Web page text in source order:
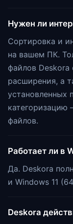
Нужен ли
Сортировка и
на вашем ПК.
файлов Deskora
расширения, а
установленных
файлов.
Работает ли в
Да. Deskora
и Windows 11
Deskora